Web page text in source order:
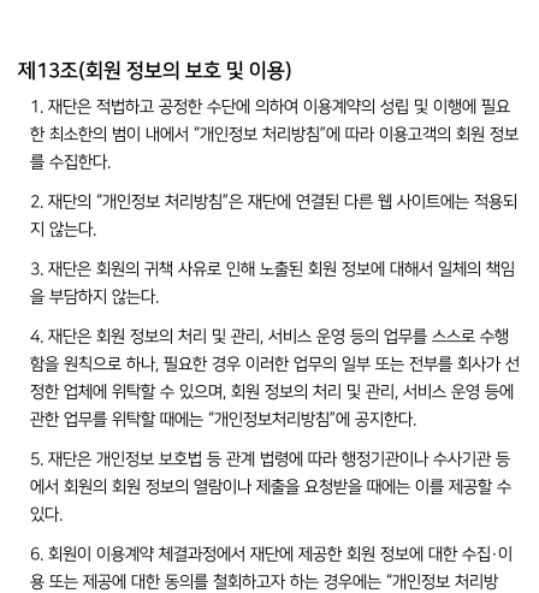
제13조(회원 정보의 보호 및 이용)
1. 재단은 적법하고 공정한 수단에 의하여 이용계약의 성립 및 이행에 필요
한 최소한의 범이 내에서 “개인정보 처리방침”에 따라 이용고객의 회원 정보
를 수집한다.
2. 재단의 “개인정보 처리방침”은 재단에 연결된 다른 웹 사이트에는 적용되
지 않는다.
3. 재단은 회원의 귀책 사유로 인해 노출된 회원 정보에 대해서 일체의 책임
을 부담하지 않는다.
4. 재단은 회원 정보의 처리 및 관리, 서비스 운영 등의 업무를 스스로 수행
함을 원칙으로 하나, 필요한 경우 이러한 업무의 일부 또는 전부를 회사가 선
정한 업체에 위탁할 수 있으며, 회원 정보의 처리 및 관리, 서비스 운영 등에
관한 업무를 위탁할 때에는 “개인정보처리방침”에 공지한다.
5. 재단은 개인정보 보호법 등 관계 법령에 따라 행정기관이나 수사기관 등
에서 회원의 회원 정보의 열람이나 제출을 요청받을 때에는 이를 제공할 수
있다.
6. 회원이 이용계약 체결과정에서 재단에 제공한 회원 정보에 대한 수집·이
용 또는 제공에 대한 동의를 철회하고자 하는 경우에는 “개인정보 처리방